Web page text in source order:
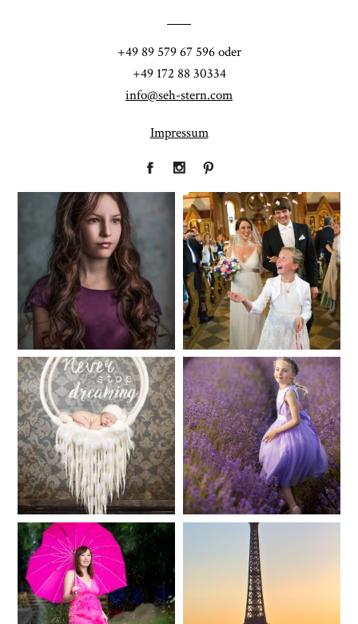
+49 89 579 67 596 oder
+49 172 88 30334
info@seh-stern.com
Impressum
Fineart
41
Hochzeit
183
Baby/Newborn
72
Kinder
111
Babybauch Reise